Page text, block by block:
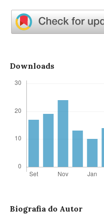
Downloads
Biografia do Autor